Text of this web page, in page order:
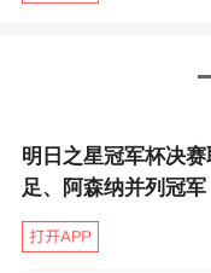
太多的球权轻易
主裁阿贝的
不满，在《队报
所有22名球员与
明日之星冠军杯决赛
足、阿森纳并列冠军